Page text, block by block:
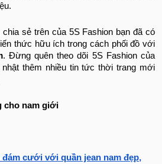
sẻ trên của 5S Fashion bạn đã có
thức hữu ích trong cách phối đồ với
. Đừng quên theo dõi 5S Fashion của
thêm nhiều tin tức thời trang mới
cho nam giới
đám cưới với quần jean nam đẹp,